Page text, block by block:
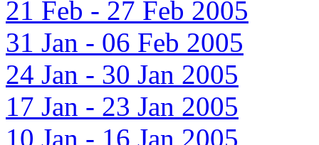
21 Feb - 27 Feb 2005
31 Jan - 06 Feb 2005
24 Jan - 30 Jan 2005
17 Jan - 23 Jan 2005
10 Jan - 16 Jan 2005